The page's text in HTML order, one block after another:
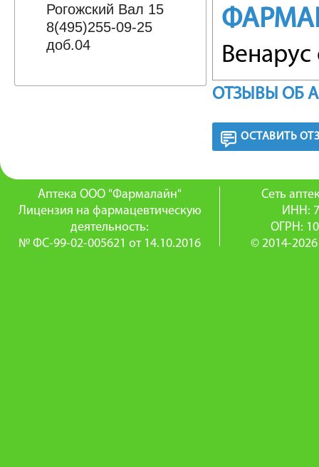
Рогожский Вал 15
8(495)255-09-25
доб.04
Венарус
ногах,
ОТЗЫВЫ ОБ
ОСТАВИТЬ
Аптека ООО "Фармалайн"
Лицензия на фармацевтическую
деятельность:
№ ФС-99-02-005621 от 14.10.2016
Сеть
ИНН:
ОГРН:
© 2014-